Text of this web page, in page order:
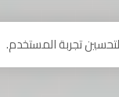
تجربة المستخدم.